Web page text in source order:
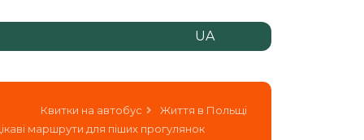
UA
Квитки на автобус
Життя в Польщі
маршрути для піших прогулянок